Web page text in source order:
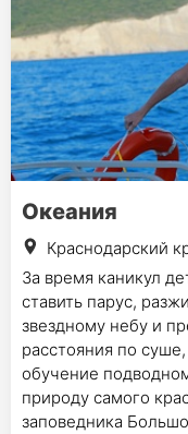
Океания
Краснодарский
За время каникул
ставить парус,
звездному небу и
расстояния по
обучение
природу самого
заповедника